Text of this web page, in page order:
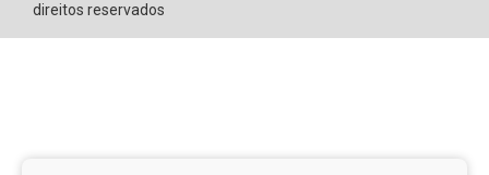
direitos reservados